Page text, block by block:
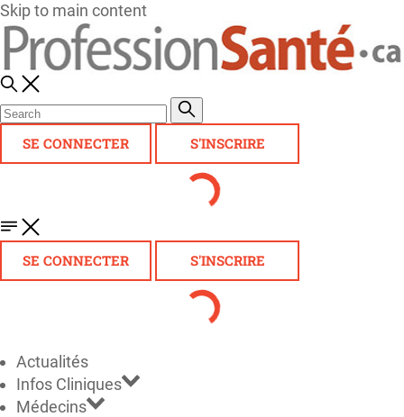
Skip to main content
SE CONNECTER S'INSCRIRE
SE CONNECTER S'INSCRIRE
Actualités
Infos Cliniques
Médecins